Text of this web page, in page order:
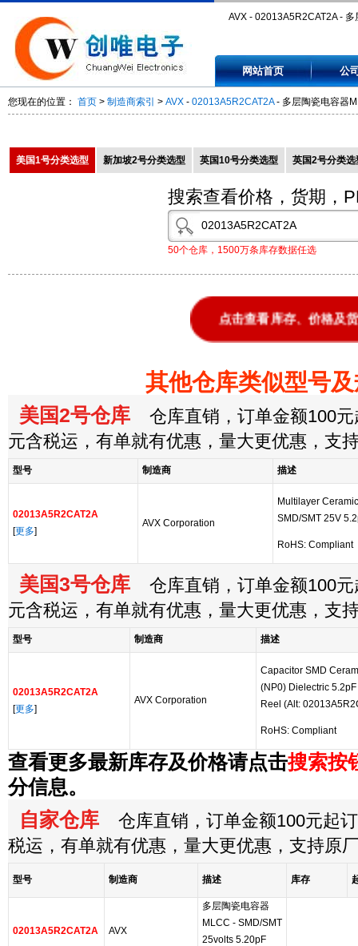
AVX - 02013A5R2CAT2A - 多
5.20pF C0G -
网站首页 公
您现在的位置： 首页 > 制造商索引 > AVX - 02013A5R2CAT2A- 多层陶瓷电容器
美国1号分类选型 新加坡2号分类选型 英国10号分类选型 英国2号分类选
搜索查看价格，货期，
50个仓库，1500万条库存数据任选
点击查看库存、价格及
其他仓库类似型号
美国2号仓库 仓库直销，订单金额100元
元含税运，有单就有优惠，量大更优惠，支
型号 制造商 描述
02013A5R2CAT2A
[更多]
AVX Corporation
Multilayer
SMD/SMT 25V
RoHS: Compliant
美国3号仓库 仓库直销，订单金额100元
元含税运，有单就有优惠，量大更优惠，支
型号 制造商 描述
02013A5R2CAT2A
[更多]
AVX Corporation
Capacitor SMD
(NP0) Dielectric
Reel (Alt:
RoHS: Compliant
查看更多最新库存及价格请点击搜索按
分信息。
自家仓库 仓库直销，订单金额100元起
税运，有单就有优惠，量大更优惠，支持原
型号 制造商 描述 库存
02013A5R2CAT2A AVX
多层陶瓷电容器
MLCC - SMD/SMT
25volts 5.20pF